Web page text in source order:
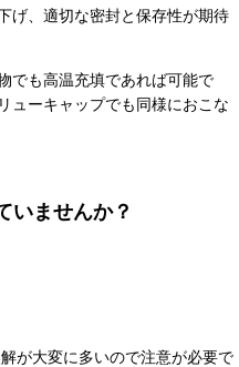
げ、適切な密封と保存性が期待
でも高温充填であれば可能で
ューキャップでも同様におこな
いませんか？
が大変に多いので注意が必要で